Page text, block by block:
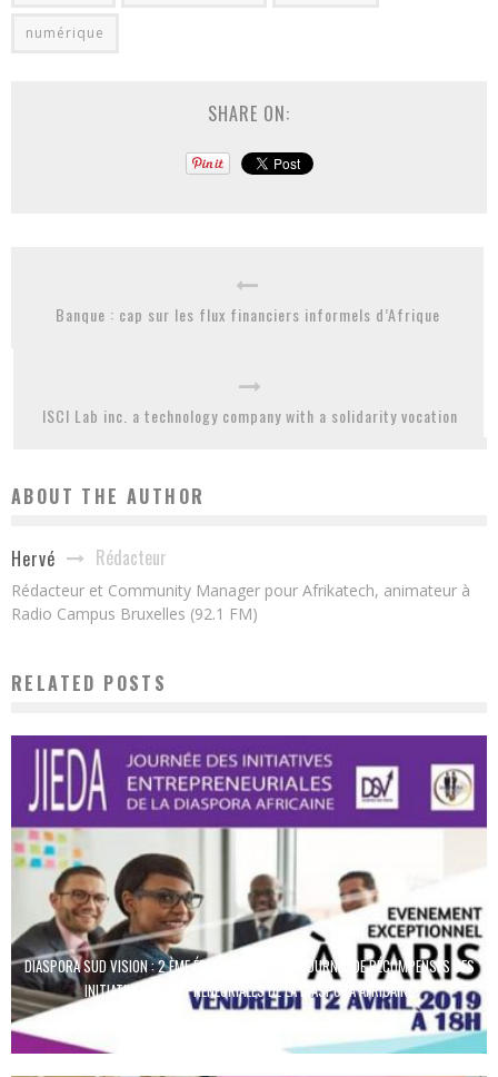
numérique
SHARE ON:
Banque : cap sur les flux financiers informels d’Afrique
ISCI Lab inc. a technology company with a solidarity vocation
ABOUT THE AUTHOR
Hervé Rédacteur
Rédacteur et Community Manager pour Afrikatech, animateur à
Radio Campus Bruxelles (92.1 FM)
RELATED POSTS
DIASPORA SUD VISION : 2 ÈME ÉDITION DU JIEDA – JOURNÉE DE RÉCOMPENSES DES
INITIATIVES ENTREPRENEURIALES DE LA DIASPORA AFRICAINE